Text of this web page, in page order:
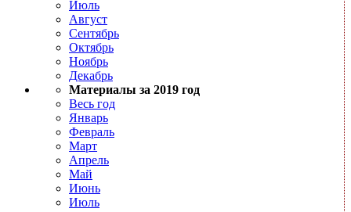
Июль
Август
Сентябрь
Октябрь
Ноябрь
Декабрь
Материалы за 2019 год
Весь год
Январь
Февраль
Март
Апрель
Май
Июнь
Июль